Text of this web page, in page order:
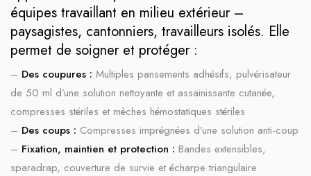
équipes travaillant en milieu extérieur –
paysagistes, cantonniers, travailleurs isolés. Elle
permet de soigner et protéger :
– Des coupures : Multiples pansements adhésifs, pulvérisateur
de 50 ml d’une solution nettoyante et assainissante cutanée,
compresses stériles et mèches hémostatiques stériles
– Des coups : Compresses imprégnées d’une solution anti-coup
– Fixation, maintien et protection : Bandes extensibles,
sparadrap, couverture de survie et écharpe triangulaire